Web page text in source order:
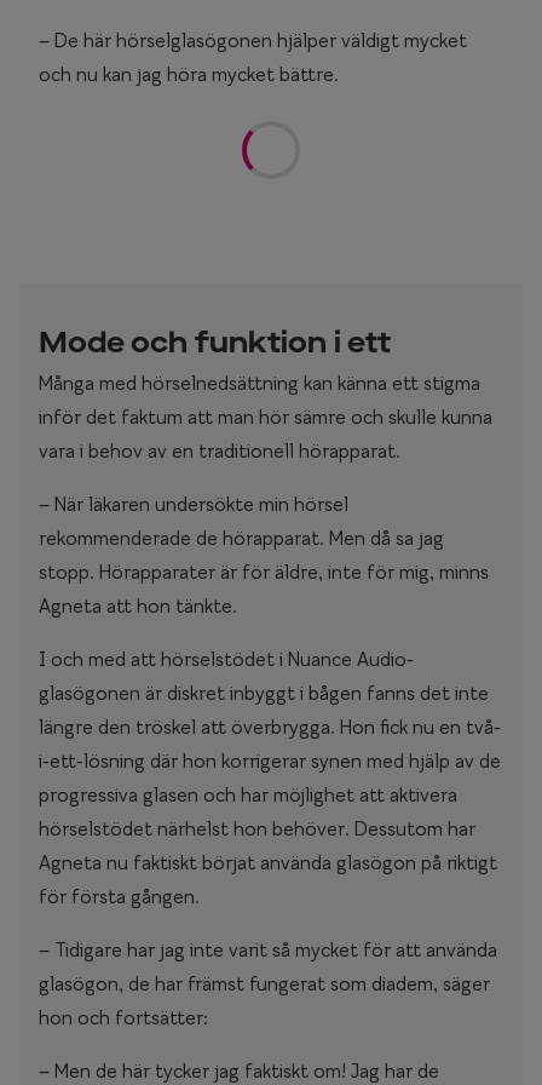
– De här hörselglasögonen hjälper väldigt mycket
och nu kan jag höra mycket bättre.
Mode och funktion i ett
Många med hörselnedsättning kan känna ett stigma
inför det faktum att man hör sämre och skulle kunna
vara i behov av en traditionell hörapparat.
– När läkaren undersökte min hörsel
rekommenderade de hörapparat. Men då sa jag
stopp. Hörapparater är för äldre, inte för mig, minns
Agneta att hon tänkte.
I och med att hörselstödet i Nuance Audio-
glasögonen är diskret inbyggt i bågen fanns det inte
längre den tröskel att överbrygga. Hon fick nu en två-
i-ett-lösning där hon korrigerar synen med hjälp av de
progressiva glasen och har möjlighet att aktivera
hörselstödet närhelst hon behöver. Dessutom har
Agneta nu faktiskt börjat använda glasögon på riktigt
för första gången.
– Tidigare har jag inte varit så mycket för att använda
glasögon, de har främst fungerat som diadem, säger
hon och fortsätter:
– Men de här tycker jag faktiskt om! Jag har de